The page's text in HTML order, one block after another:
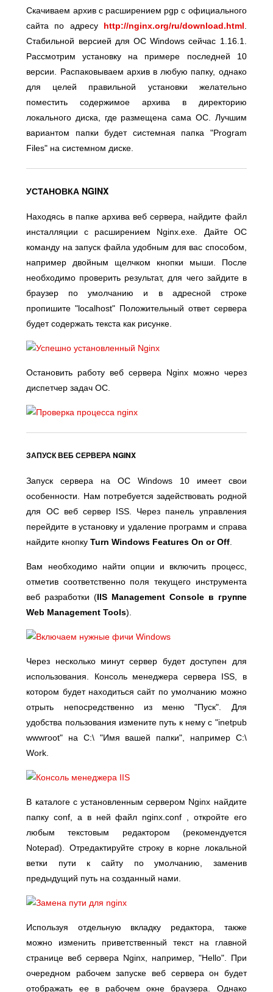
Скачиваем архив c расширением pgp с официального
сайта по адресу http://nginx.org/ru/download.html
Стабильной версией для ОС Windows сейчас 1.16.1.
Рассмотрим установку на примере последней 10
версии. Распаковываем архив в любую папку, однако
для целей правильной установки желательно
поместить содержимое архива в директорию
локального диска, где размещена сама ОС. Лучшим
вариантом папки будет системная папка "Program
Files" на системном диске.
УСТАНОВКА NGINX
Находясь в папке архива веб сервера, найдите файл
инсталляции с расширением Nginx.exe. Дайте ОС
команду на запуск файла удобным для вас способом,
например двойным щелчком кнопки мыши. После
необходимо проверить результат, для чего зайдите в
браузер по умолчанию и в адресной строке
пропишите "localhost" Положительный ответ сервера
будет содержать текста как рисунке.
Остановить работу веб сервера Nginx можно через
диспетчер задач ОС.
ЗАПУСК ВЕБ СЕРВЕРА NGINX
Запуск сервера на ОС Windows 10 имеет свои
особенности. Нам потребуется задействовать родной
для ОС веб сервер ISS. Через панель управления
перейдите в установку и удаление программ и справа
найдите кнопкуTurn Windows Features On or Off
Вам необходимо найти опции и включить процесс,
отметив соответственно поля текущего инструмента
веб разработки (IIS Management Console в группе
Web Management Tools).
Через несколько минут сервер будет доступен для
использования. Консоль менеджера сервера ISS, в
котором будет находиться сайт по умолчанию можно
отрыть непосредственно из меню "Пуск". Для
удобства пользования измените путь к нему с "inetpub
wwwroot" на С:\ "Имя вашей папки", например С:\
Work.
В каталоге с установленным сервером Nginx найдите
папку conf, а в ней файл nginx.conf , откройте его
любым текстовым редактором (рекомендуется
Notepad). Отредактируйте строку в корне локальной
ветки пути к сайту по умолчанию, заменив
предыдущий путь на созданный нами.
Используя отдельную вкладку редактора, также
можно изменить приветственный текст на главной
странице веб сервера Nginx, например, "Hello". При
очередном рабочем запуске веб сервера он будет
отображать ее в рабочем окне браузера. Однако